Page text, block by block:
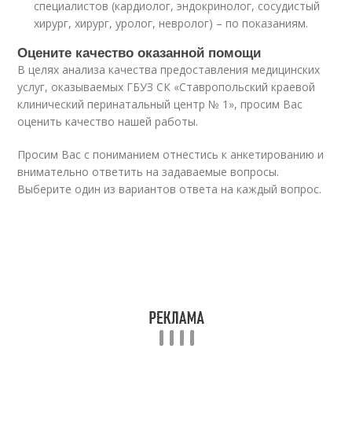
специалистов (кардиолог, эндокринолог, сосудистый
хирург, хирург, уролог, невролог) – по показаниям.
Оцените качество оказанной помощи
В целях анализа качества предоставления медицинских
услуг, оказываемых ГБУЗ СК «Ставропольский краевой
клинический перинатальный центр № 1», просим Вас
оценить качество нашей работы.
Просим Вас с пониманием отнестись к анкетированию и
внимательно ответить на задаваемые вопросы.
Выберите один из вариантов ответа на каждый вопрос.